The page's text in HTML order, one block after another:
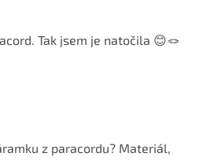
Tak jsem je natočila 😊🪢
z paracordu? Materiál,